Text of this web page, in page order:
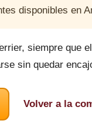
disponibles en
siempre que
sin quedar
Volver a la